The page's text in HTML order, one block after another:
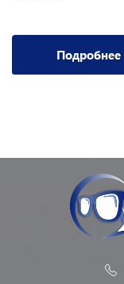
Подробнее